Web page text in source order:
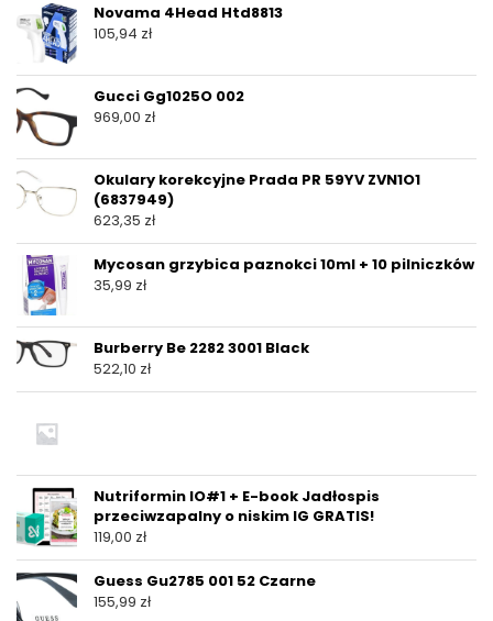
Novama 4Head Htd8813
105,94 zł
Gucci Gg1025O 002
969,00 zł
Okulary korekcyjne Prada PR 59YV ZVN1O1
(6837949)
623,35 zł
Mycosan grzybica paznokci 10ml + 10 pilniczków
35,99 zł
Burberry Be 2282 3001 Black
522,10 zł
Nutriformin IO#1 + E-book Jadłospis
przeciwzapalny o niskim IG GRATIS!
119,00 zł
Guess Gu2785 001 52 Czarne
155,99 zł